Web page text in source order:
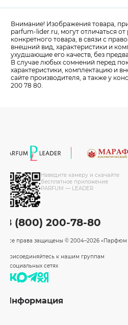
Внимание! Изображения товара,
parfum-lider.ru, могут отличаться
конкретного товара, в связи с
внешний вид, характеристики и
ухудшающие его качеств, без
В случае любых сомнений перед
характеристики, комплектацию и
сайте производителя, а также у
200 78 80.
Наведите камеру и скачайте
бесплатное приложение
PARFUM — LEADER
8 (800) 200-78-80
Все права защищены © 2004–2026
Присоединяйтесь к нашим группам
в социальных сетях
Информация